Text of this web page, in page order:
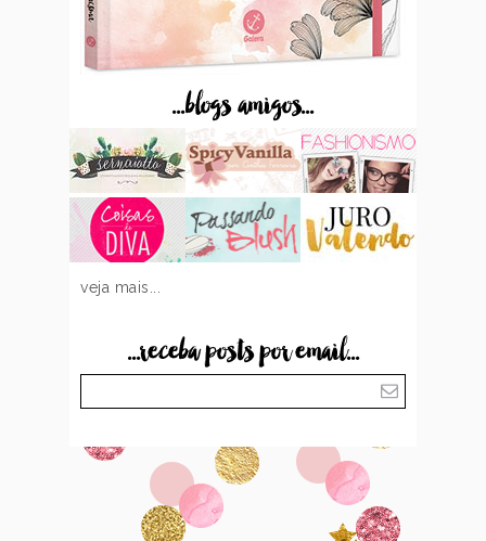
...blogs amigos...
veja mais...
...receba posts por email...